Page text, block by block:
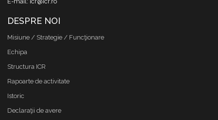
DESPRE NOI
Misiune / Strategie / Funcţionare
Echipa
Structura ICR
Rapoarte de activitate
Istoric
Declaraţii de avere